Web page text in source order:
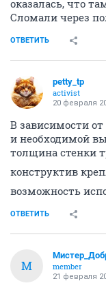
оказалась, что
Сломали через
ОТВЕТИТЬ
petty_tp
activist
20 февраля
В зависимости от
и необходимой
толщина стенки
конструктив
возможность
ОТВЕТИТЬ
М
member
21 февраля